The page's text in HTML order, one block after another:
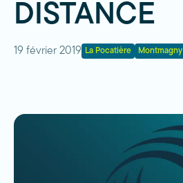
DISTANCE
19 février 2019 La Pocatière Montmagny